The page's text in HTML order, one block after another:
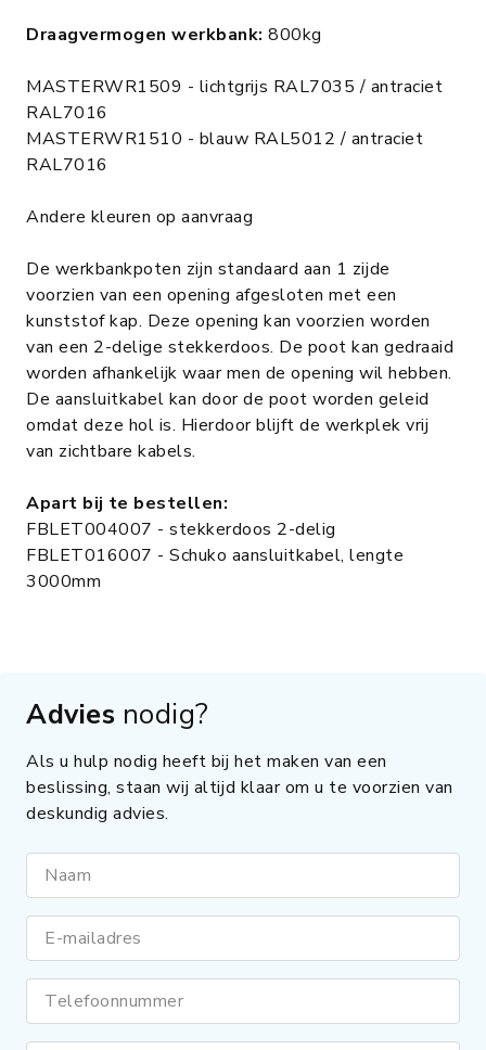
Draagvermogen werkbank: 800kg
MASTERWR1509 - lichtgrijs RAL7035 / antraciet
RAL7016
MASTERWR1510 - blauw RAL5012 / antraciet
RAL7016
Andere kleuren op aanvraag
De werkbankpoten zijn standaard aan 1 zijde
voorzien van een opening afgesloten met een
kunststof kap. Deze opening kan voorzien worden
van een 2-delige stekkerdoos. De poot kan gedraaid
worden afhankelijk waar men de opening wil hebben.
De aansluitkabel kan door de poot worden geleid
omdat deze hol is. Hierdoor blijft de werkplek vrij
van zichtbare kabels.
Apart bij te bestellen:
FBLET004007 - stekkerdoos 2-delig
FBLET016007 - Schuko aansluitkabel, lengte
3000mm
Advies nodig?
Als u hulp nodig heeft bij het maken van een
beslissing, staan wij altijd klaar om u te voorzien van
deskundig advies.
Naam
E-mailadres
Telefoonnummer